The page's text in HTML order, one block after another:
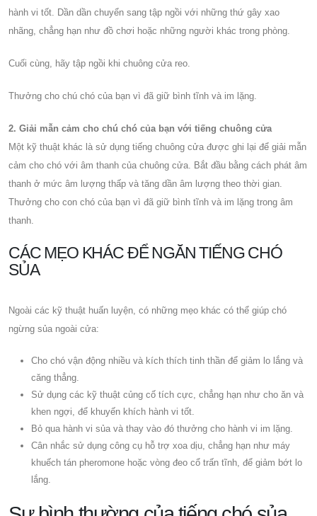
hành vi tốt. Dần dần chuyển sang tập ngồi với những thứ gây xao
nhãng, chẳng hạn như đồ chơi hoặc những người khác trong phòng.
Cuối cùng, hãy tập ngồi khi chuông cửa reo.
Thưởng cho chú chó của bạn vì đã giữ bình tĩnh và im lặng.
2. Giải mẫn cảm cho chú chó của bạn với tiếng chuông cửa
Một kỹ thuật khác là sử dụng tiếng chuông cửa được ghi lại để giải mẫn
cảm cho chó với âm thanh của chuông cửa. Bắt đầu bằng cách phát âm
thanh ở mức âm lượng thấp và tăng dần âm lượng theo thời gian.
Thưởng cho con chó của bạn vì đã giữ bình tĩnh và im lặng trong âm
thanh.
CÁC MẸO KHÁC ĐỂ NGĂN TIẾNG CHÓ
SỦA
Ngoài các kỹ thuật huấn luyện, có những mẹo khác có thể giúp chó
ngừng sủa ngoài cửa:
Cho chó vận động nhiều và kích thích tinh thần để giảm lo lắng và
căng thẳng.
Sử dụng các kỹ thuật củng cố tích cực, chẳng hạn như cho ăn và
khen ngợi, để khuyến khích hành vi tốt.
Bỏ qua hành vi sủa và thay vào đó thưởng cho hành vi im lặng.
Cân nhắc sử dụng công cụ hỗ trợ xoa dịu, chẳng hạn như máy
khuếch tán pheromone hoặc vòng đeo cổ trấn tĩnh, để giảm bớt lo
lắng.